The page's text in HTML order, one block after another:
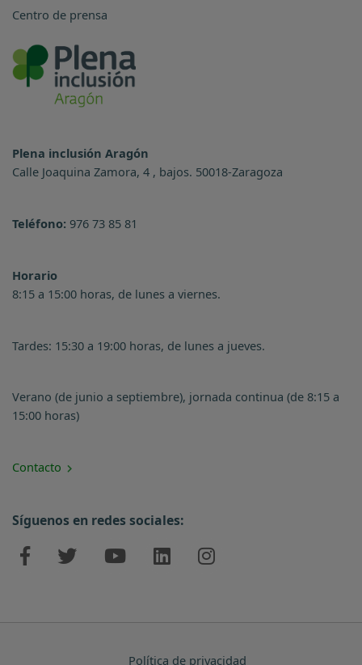
Centro de prensa
Plena inclusión Aragón
Calle Joaquina Zamora, 4 , bajos. 50018-Zaragoza
Teléfono: 976 73 85 81
Horario
8:15 a 15:00 horas, de lunes a viernes.
Tardes: 15:30 a 19:00 horas, de lunes a jueves.
Verano (de junio a septiembre), jornada continua (de 8:15 a
15:00 horas)
Contacto
Síguenos en redes sociales:
Política de privacidad